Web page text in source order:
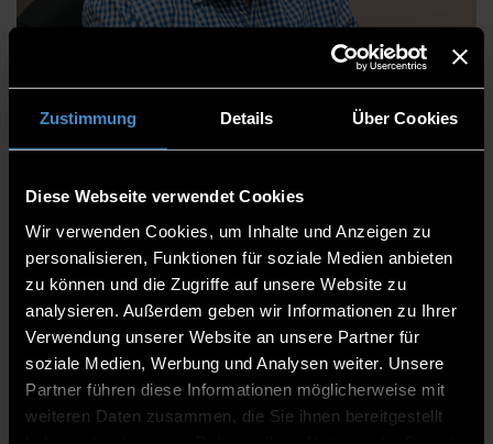
Zustimmung Details Über Cookies
Diese Webseite verwendet Cookies
Wir verwenden Cookies, um Inhalte und Anzeigen zu
personalisieren, Funktionen für soziale Medien anbieten
zu können und die Zugriffe auf unsere Website zu
analysieren. Außerdem geben wir Informationen zu Ihrer
Verwendung unserer Website an unsere Partner für
soziale Medien, Werbung und Analysen weiter. Unsere
Partner führen diese Informationen möglicherweise mit
weiteren Daten zusammen, die Sie ihnen bereitgestellt
Miroslav Kovacevic
Institute
Institut ProtectIT
Mitarbeiter
TCV
0991/3615-8660